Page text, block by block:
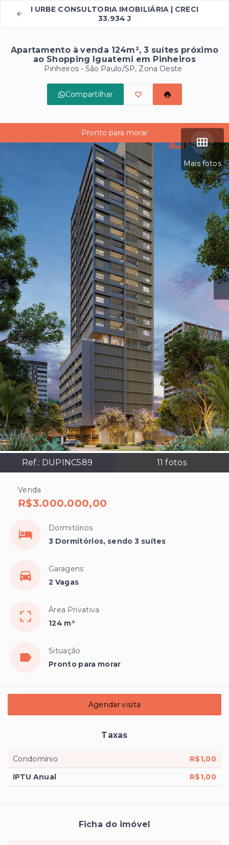
I URBE CONSULTORIA IMOBILIÁRIA | CRECI
33.934 J
Apartamento à venda 124m², 3 suítes próximo
ao Shopping Iguatemi em Pinheiros
Pinheiros - São Paulo/SP, Zona Oeste
Compartilhar
Mais fotos
Ref.: DUPINC589 11 fotos
Pronto para morar
Venda
R$3.000.000,00
Dormitórios
3 Dormitórios, sendo 3 suítes
Garagens
2 Vagas
Área Privativa
124 m²
Situação
Pronto para morar
Agendar visita
Taxas
Condomínio
R$1,00
IPTU Anual
R$1,00
Ficha do imóvel